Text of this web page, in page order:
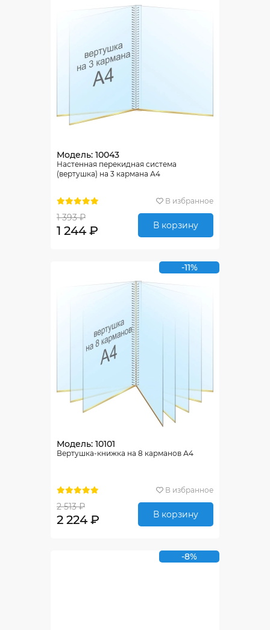
Модель: 10043
Настенная перекидная система
(вертушка) на 3 кармана А4
В избранное
1 393 ₽
1 244 ₽ В корзину
-11%
Модель: 10101
Вертушка-книжка на 8 карманов А4
В избранное
2 513 ₽
2 224 ₽ В корзину
-8%